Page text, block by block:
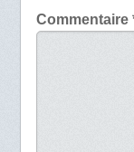
Commentaire